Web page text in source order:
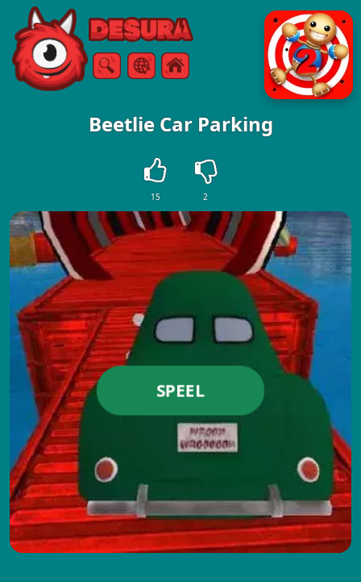
Free Online Games
ZoekenMenu
Beetlie Car Parking
15 2
SPEEL